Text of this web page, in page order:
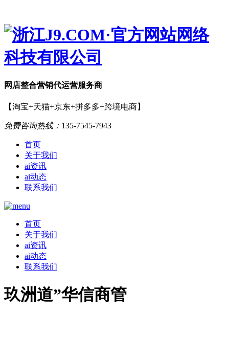
网店整合营销代运营服务商
【淘宝+天猫+京东+拼多多+跨境电商】
免费咨询热线： 135-7545-7943
首页
关于我们
ai资讯
ai动态
联系我们
首页
关于我们
ai资讯
ai动态
联系我们
玖洲道”华信商管